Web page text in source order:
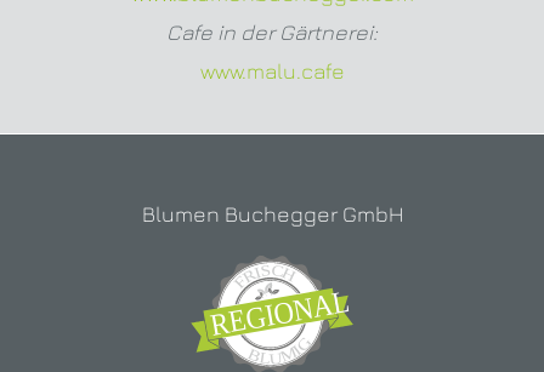
Cafe in der Gärtnerei:
www.malu.cafe
Blumen Buchegger GmbH